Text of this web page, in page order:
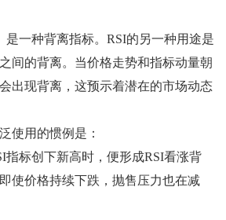
是一种背离指标。RSI的另一种用途是
间的背离。当价格走势和指标动量朝
出现背离，这预示着潜在的市场动态
使用的惯例是：
指标创下新高时，便形成RSI看涨背
使价格持续下跌，抛售压力也在减